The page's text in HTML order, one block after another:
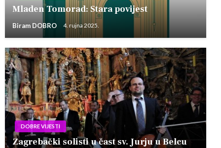
Mladen Tomorad: Stara povijest
Biram DOBRO 4. rujna 2025.
DOBRE VIJESTI
Zagrebački solisti u čast sv. Jurju u Belcu